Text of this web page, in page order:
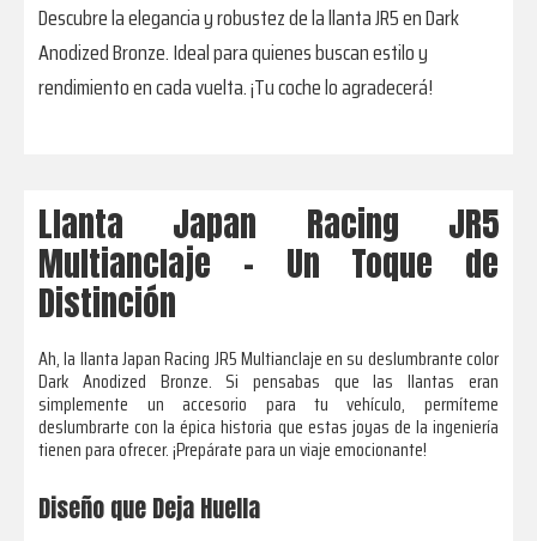
Descubre la elegancia y robustez de la llanta JR5 en Dark
Anodized Bronze. Ideal para quienes buscan estilo y
rendimiento en cada vuelta. ¡Tu coche lo agradecerá!
Llanta Japan Racing JR5
Multianclaje – Un Toque de
Distinción
Ah, la llanta Japan Racing JR5 Multianclaje en su deslumbrante color
Dark Anodized Bronze. Si pensabas que las llantas eran
simplemente un accesorio para tu vehículo, permíteme
deslumbrarte con la épica historia que estas joyas de la ingeniería
tienen para ofrecer. ¡Prepárate para un viaje emocionante!
Diseño que Deja Huella